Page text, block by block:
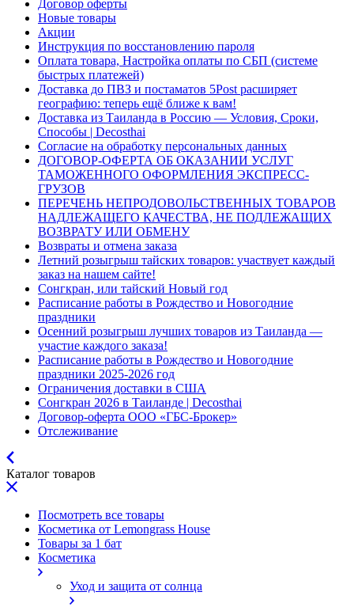
Договор оферты
Новые товары
Акции
Инструкция по восстановлению пароля
Оплата товара, Настройка оплаты по СБП (системе
быстрых платежей)
Доставка до ПВЗ и постаматов 5Post расширяет
географию: теперь ещё ближе к вам!
Доставка из Таиланда в Россию — Условия, Сроки,
Способы | Decosthai
Согласие на обработку персональных данных
ДОГОВОР-ОФЕРТА ОБ ОКАЗАНИИ УСЛУГ
ТАМОЖЕННОГО ОФОРМЛЕНИЯ ЭКСПРЕСС-
ГРУЗОВ
ПЕРЕЧЕНЬ НЕПРОДОВОЛЬСТВЕННЫХ ТОВАРОВ
НАДЛЕЖАЩЕГО КАЧЕСТВА, НЕ ПОДЛЕЖАЩИХ
ВОЗВРАТУ ИЛИ ОБМЕНУ
Возвраты и отмена заказа
Летний розыгрыш тайских товаров: участвует каждый
заказ на нашем сайте!
Сонгкран, или тайский Новый год
Расписание работы в Рождество и Новогодние
праздники
Осенний розыгрыш лучших товаров из Таиланда —
участие каждого заказа!
Расписание работы в Рождество и Новогодние
праздники 2025-2026 год
Ограничения доставки в США
Сонгкран 2026 в Таиланде | Decosthai
Договор-оферта ООО «ГБС-Брокер»
Отслеживание
Каталог товаров
Посмотреть все товары
Косметика от Lemongrass House
Товары за 1 бат
Косметика
Уход и защита от солнца